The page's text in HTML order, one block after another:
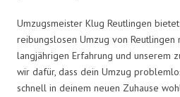
Umzugsmeister Klug Reutlingen
reibungslosen Umzug von Reutlingen
langjährigen Erfahrung und unserem
wir dafür, dass dein Umzug
schnell in deinem neuen Zuhause